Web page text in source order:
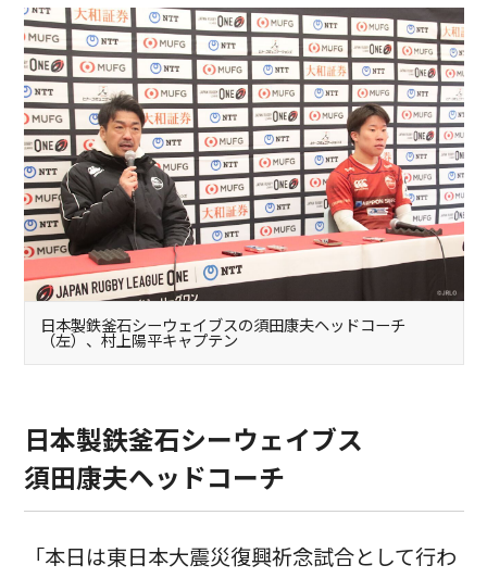
日本製鉄釜石シーウェイブスの須田康夫ヘッドコーチ
（左）、村上陽平キャプテン
日本製鉄釜石シーウェイブス
須田康夫ヘッドコーチ
「本日は東日本大震災復興祈念試合として行わ